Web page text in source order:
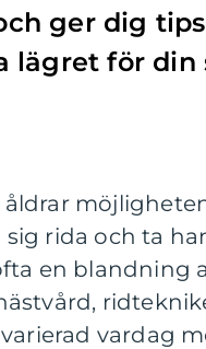
ger dig
lägret för din
åldrar
rida och ta
en blandning
vardag